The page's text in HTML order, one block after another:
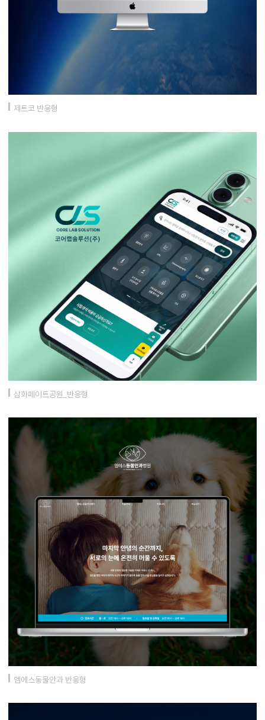
제트코 반응형
삼화페이트공원_반응형
엠에스동물안과 반응형